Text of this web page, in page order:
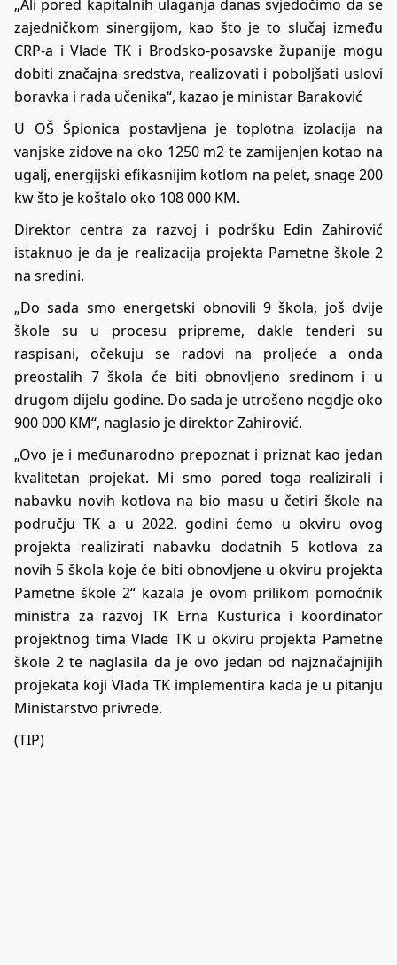
„Ali pored kapitalnih ulaganja danas svjedočimo da se
zajedničkom sinergijom, kao što je to slučaj između
CRP-a i Vlade TK i Brodsko-posavske županije mogu
dobiti značajna sredstva, realizovati i poboljšati uslovi
boravka i rada učenika“, kazao je ministar Baraković
U OŠ Špionica postavljena je toplotna izolacija na
vanjske zidove na oko 1250 m2 te zamijenjen kotao na
ugalj, energijski efikasnijim kotlom na pelet, snage 200
kw što je koštalo oko 108 000 KM.
Direktor centra za razvoj i podršku Edin Zahirović
istaknuo je da je realizacija projekta Pametne škole 2
na sredini.
„Do sada smo energetski obnovili 9 škola, još dvije
škole su u procesu pripreme, dakle tenderi su
raspisani, očekuju se radovi na proljeće a onda
preostalih 7 škola će biti obnovljeno sredinom i u
drugom dijelu godine. Do sada je utrošeno negdje oko
900 000 KM“, naglasio je direktor Zahirović.
„Ovo je i međunarodno prepoznat i priznat kao jedan
kvalitetan projekat. Mi smo pored toga realizirali i
nabavku novih kotlova na bio masu u četiri škole na
području TK a u 2022. godini ćemo u okviru ovog
projekta realizirati nabavku dodatnih 5 kotlova za
novih 5 škola koje će biti obnovljene u okviru projekta
Pametne škole 2“ kazala je ovom prilikom pomoćnik
ministra za razvoj TK Erna Kusturica i koordinator
projektnog tima Vlade TK u okviru projekta Pametne
škole 2 te naglasila da je ovo jedan od najznačajnijih
projekata koji Vlada TK implementira kada je u pitanju
Ministarstvo privrede.
(TIP)